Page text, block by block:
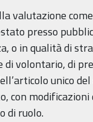
valutazione
presso
o in qualità di
di volontario, di
unico
con
di ruolo.